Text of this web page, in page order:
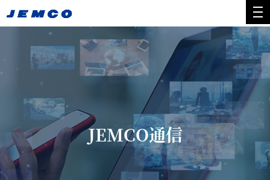
JEMCO通信